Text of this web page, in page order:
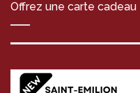
Offrez une carte cadeau